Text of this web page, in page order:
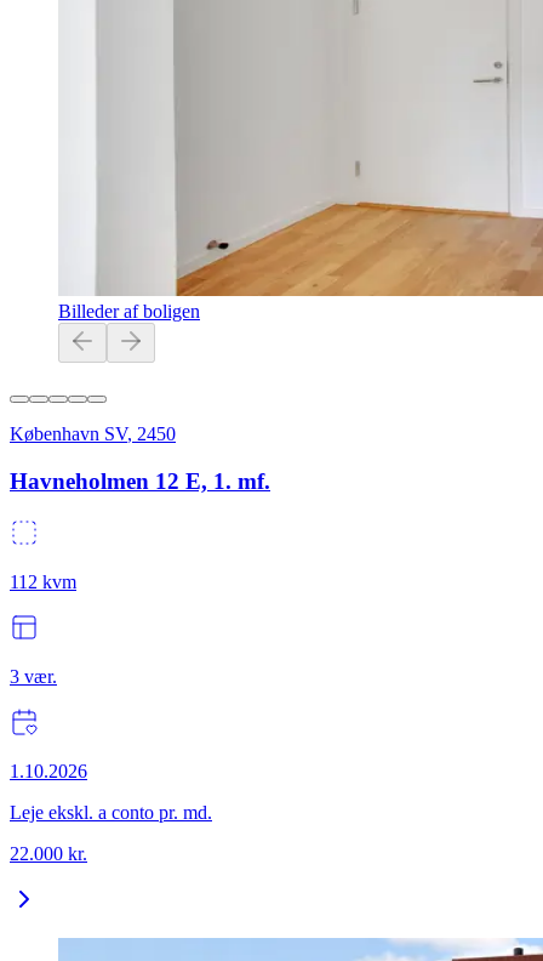
Billeder af boligen
København SV, 2450
Havneholmen 12 E, 1. mf.
112 kvm
3 vær.
1.10.2026
Leje ekskl. a conto pr. md.
22.000 kr.